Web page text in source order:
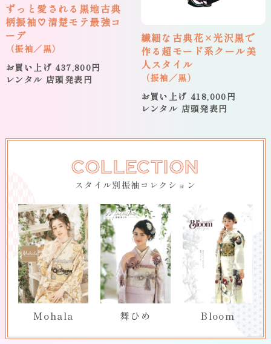
ずっと愛される黒地古典
柄振袖♡清楚モテ最強コ
ーデ
（振袖／黒）
お買い上げ 437,800円
レンタル 店頭発表円
繊細な古典花×光沢黒で
作る超モード系クール美
人スタイル
（振袖／黒）
お買い上げ 418,000円
レンタル 店頭発表円
COLLECTION
スタイル別振袖コレクション
Mohala 舞ひめ Bloom